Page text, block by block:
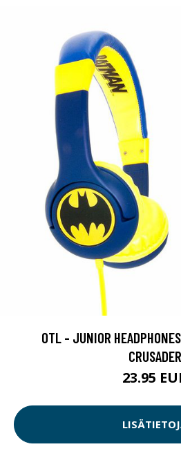
OTL - JUNIOR
CRUSADER
23.95